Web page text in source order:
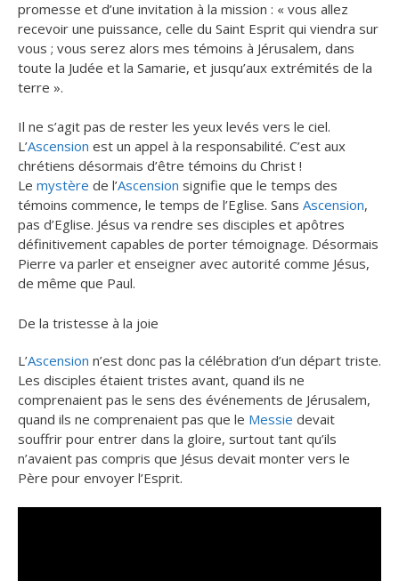
promesse et d’une invitation à la mission : « vous allez
recevoir une puissance, celle du Saint Esprit qui viendra sur
vous ; vous serez alors mes témoins à Jérusalem, dans
toute la Judée et la Samarie, et jusqu’aux extrémités de la
terre ».
Il ne s’agit pas de rester les yeux levés vers le ciel.
L’Ascension est un appel à la responsabilité. C’est aux
chrétiens désormais d’être témoins du Christ !
Le mystère de l’Ascension signifie que le temps des
témoins commence, le temps de l’Eglise. Sans Ascension,
pas d’Eglise. Jésus va rendre ses disciples et apôtres
définitivement capables de porter témoignage. Désormais
Pierre va parler et enseigner avec autorité comme Jésus,
de même que Paul.
De la tristesse à la joie
L’Ascension n’est donc pas la célébration d’un départ triste.
Les disciples étaient tristes avant, quand ils ne
comprenaient pas le sens des événements de Jérusalem,
quand ils ne comprenaient pas que le Messie devait
souffrir pour entrer dans la gloire, surtout tant qu’ils
n’avaient pas compris que Jésus devait monter vers le
Père pour envoyer l’Esprit.